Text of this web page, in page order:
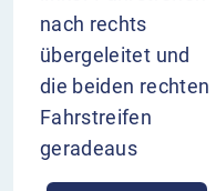
nach rechts
übergeleitet und
die beiden rechten
Fahrstreifen
geradeaus